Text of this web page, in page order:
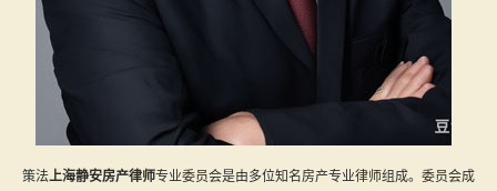
策法上海静安房产律师专业委员会是由多位知名房产专业律师组成。委员会成